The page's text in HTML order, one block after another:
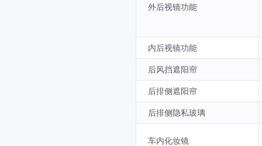
外后视镜功能
内后视镜功能
后风挡遮阳帘
后排侧遮阳帘
后排侧隐私玻璃
车内化妆镜